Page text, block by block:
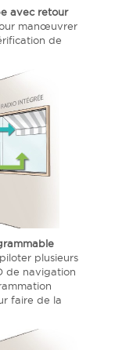
avec retour
manœuvrer
de
plusieurs
de navigation
faire de la